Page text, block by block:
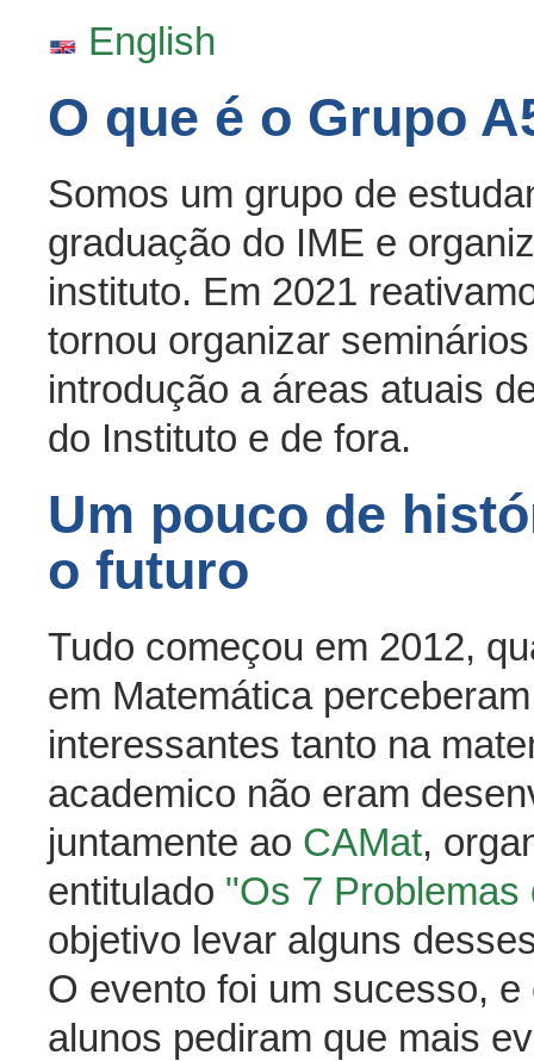
English
O que é o Grupo
Somos um grupo de
graduação do IME e
instituto. Em 2021
tornou organizar
introdução a áreas atuais
do Instituto e de fora.
Um pouco de
o futuro
Tudo começou em 2012,
em Matemática
interessantes tanto na
academico não eram
juntamente ao CAMat,
entitulado "Os 7
objetivo levar alguns
O evento foi um sucesso,
alunos pediram que mais